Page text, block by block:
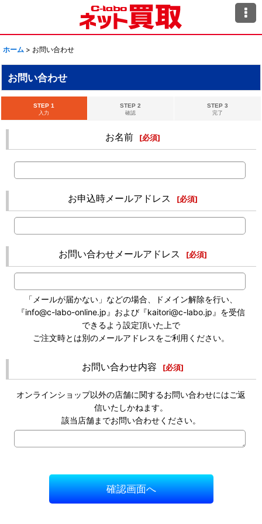
ホーム > お問い合わせ
お問い合わせ
STEP 1
入力
STEP 2
確認
STEP 3
完了
お名前 [必須]
お申込時メールアドレス [必須]
お問い合わせメールアドレス [必須]
「メールが届かない」などの場合、ドメイン解除を行い、
『info@c-labo-online.jp』および『kaitori@c-labo.jp』を受信
できるよう設定頂いた上で
ご注文時とは別のメールアドレスをご利用ください。
お問い合わせ内容 [必須]
オンラインショップ以外の店舗に関するお問い合わせにはご返
信いたしかねます。
該当店舗までお問い合わせください。
確認画面へ